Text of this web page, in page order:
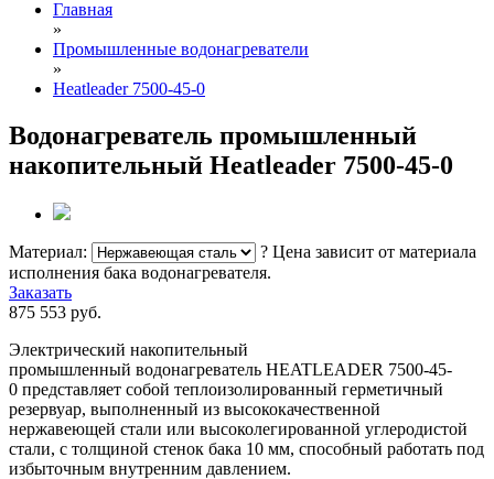
Главная
»
Промышленные водонагреватели
»
Heatleader 7500-45-0
Водонагреватель промышленный
накопительный Heatleader 7500-45-0
Материал: ? Цена зависит от материала
исполнения бака водонагревателя.
Заказать
875 553 руб.
Электрический накопительный
промышленный водонагреватель HEATLEADER 7500-45-
0 представляет собой теплоизолированный герметичный
резервуар, выполненный из высококачественной
нержавеющей стали или высоколегированной углеродистой
стали, с толщиной стенок бака 10 мм, способный работать под
избыточным внутренним давлением.